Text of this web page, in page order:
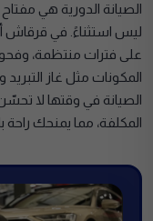
الصيانة الدورية هي
ليس استثناءً. في قرقاش
على فترات منتظمة،
المكونات مثل غاز التبريد
الصيانة في وقتها لا
المكلفة، مما يمنحك راحة